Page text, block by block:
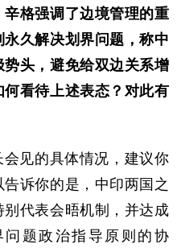
格强调了边境管理的重
久解决划界问题，称中
头，避免给双边关系增
看待上述表态？对此有
见的具体情况，建议你
诉你的是，中印两国之
代表会晤机制，并达成
题政治指导原则的协